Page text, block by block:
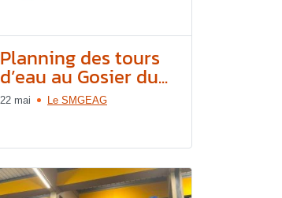
Planning des tours
d’eau au Gosier du...
22 mai Le SMGEAG